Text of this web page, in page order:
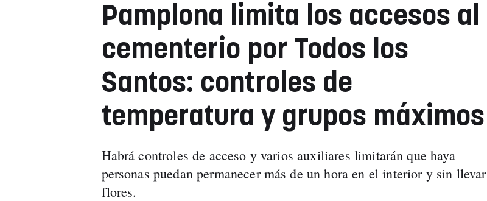
Pamplona limita los accesos al
cementerio por Todos los
Santos: controles de
temperatura y grupos máximos
Habrá controles de acceso y varios auxiliares limitarán que haya
personas puedan permanecer más de un hora en el interior y sin llevar
flores.